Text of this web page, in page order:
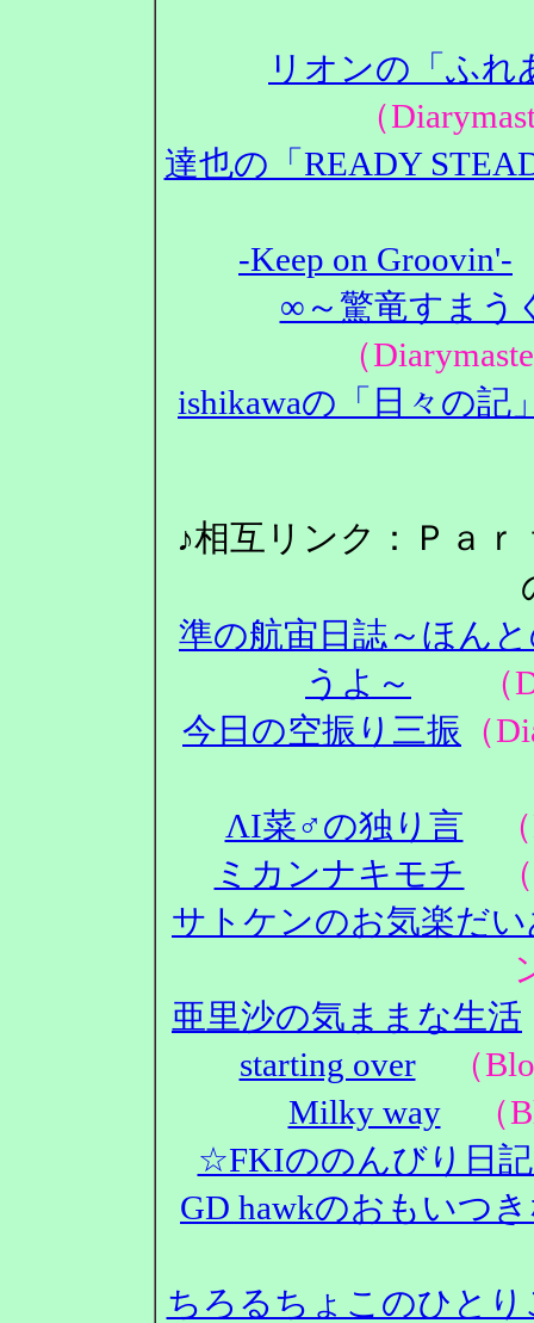
リオンの「ふ
（
達也の「READY
-Keep on Groovin'-
∞～驚竜すまう
（
ishikawaの「日々の記
♪相互リンク：Ｐａ
準の航宙日誌～ほん
うよ～
（
今日の空振り三振 （
ΛΙ菜♂の独り言 （
ミカンナキモチ （
サトケンのお気楽だ
亜里沙の気ままな生活
starting over（
Milky way（
☆FKIののんびり日
GD hawkのおもいつ
ちろるちょこのひとり